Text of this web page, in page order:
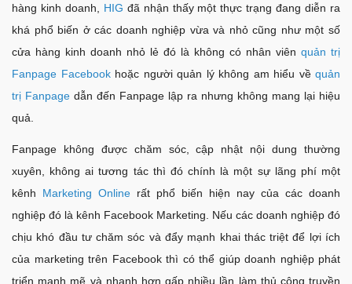
hàng kinh doanh, HIG đã nhận thấy một thực trạng đang diễn ra
khá phổ biến ở các doanh nghiệp vừa và nhỏ cũng như một số
cửa hàng kinh doanh nhỏ lẻ đó là không có nhân viên quản trị
Fanpage Facebookhoặc người quản lý không am hiểu về quản
trị Fanpage dẫn đến Fanpage lập ra nhưng không mang lại hiệu
quả.
Fanpage không được chăm sóc, cập nhật nội dung thường
xuyên, không ai tương tác thì đó chính là một sự lãng phí một
kênh Marketing Online rất phổ biến hiện nay của các doanh
nghiệp đó là kênh Facebook Marketing. Nếu các doanh nghiệp đó
chịu khó đầu tư chăm sóc và đẩy mạnh khai thác triệt để lợi ích
của marketing trên Facebook thì có thể giúp doanh nghiệp phát
triển mạnh mẽ và nhanh hơn gấp nhiều lần làm thủ công truyền